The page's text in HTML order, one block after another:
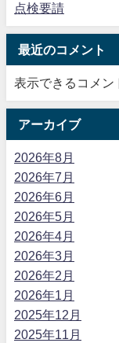
点検要請
最近のコメント
表示できるコメン
アーカイブ
2026年8月
2026年7月
2026年6月
2026年5月
2026年4月
2026年3月
2026年2月
2026年1月
2025年12月
2025年11月